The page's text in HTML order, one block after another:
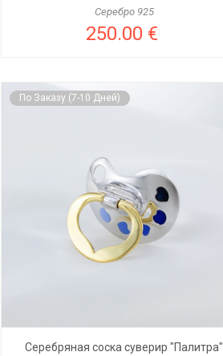
Серебро 925
250.00 €
По Заказу (7-10 Дней)
Серебряная соска суверир "Палитра"